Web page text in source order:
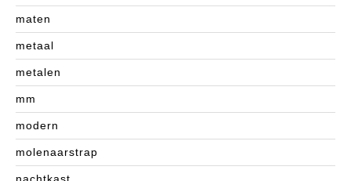
maten
metaal
metalen
mm
modern
molenaarstrap